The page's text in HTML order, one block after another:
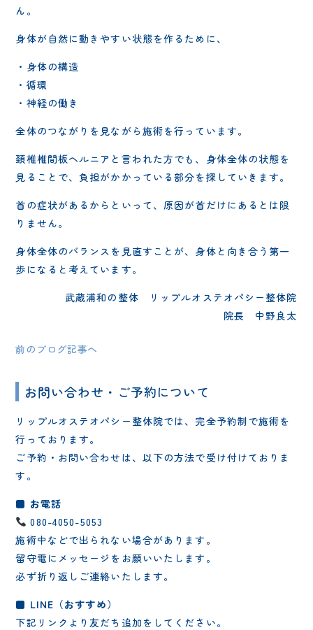
ん。
身体が自然に動きやすい状態を作るために、
・身体の構造
・循環
・神経の働き
全体のつながりを見ながら施術を行っています。
頚椎椎間板ヘルニアと言われた方でも、身体全体の状態を
見ることで、負担がかかっている部分を探していきます。
首の症状があるからといって、原因が首だけにあるとは限
りません。
身体全体のバランスを見直すことが、身体と向き合う第一
歩になると考えています。
武蔵浦和の整体 リップルオステオパシー整体院
院長 中野良太
前のブログ記事へ
お問い合わせ・ご予約について
リップルオステオパシー整体院では、完全予約制で施術を
行っております。
ご予約・お問い合わせは、以下の方法で受け付けておりま
す。
■ お電話
080-4050-5053
施術中などで出られない場合があります。
留守電にメッセージをお願いいたします。
必ず折り返しご連絡いたします。
■ LINE（おすすめ）
下記リンクより友だち追加をしてください。